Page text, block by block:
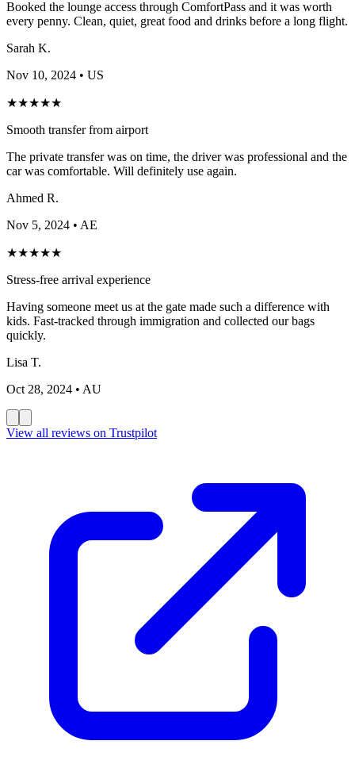
Booked the lounge access through ComfortPass and it was worth
every penny. Clean, quiet, great food and drinks before a long flight.
Sarah K.
Nov 10, 2024 • US
★★★★★
Smooth transfer from airport
The private transfer was on time, the driver was professional and the
car was comfortable. Will definitely use again.
Ahmed R.
Nov 5, 2024 • AE
★★★★★
Stress-free arrival experience
Having someone meet us at the gate made such a difference with
kids. Fast-tracked through immigration and collected our bags
quickly.
Lisa T.
Oct 28, 2024 • AU
View all reviews on Trustpilot